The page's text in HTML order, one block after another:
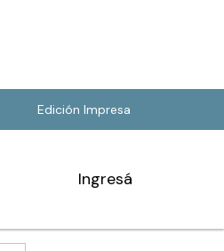
Edición Impresa
Ingresá